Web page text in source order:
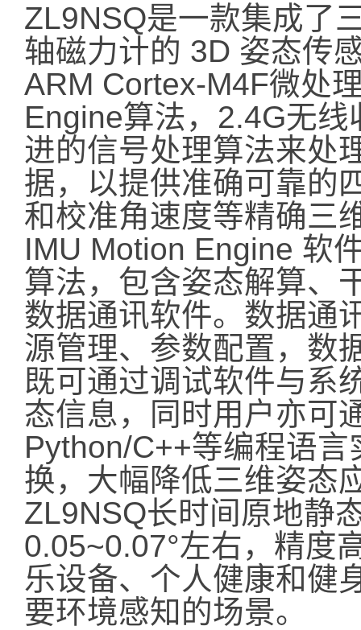
ZL9NSQ是一款集成了
轴磁力计的 3D 姿态传
ARM Cortex-M4F微处
Engine算法，2.4G无
进的信号处理算法来处
据，以提供准确可靠的
和校准角速度等精确三
IMU Motion Engine 软
算法，包含姿态解算、
数据通讯软件。数据通
源管理、参数配置，数
既可通过调试软件与系
态信息，同时用户亦可
Python/C++等编程语
换，大幅降低三维姿态
ZL9NSQ长时间原地静
0.05~0.07°左右，精度
乐设备、个人健康和健
要环境感知的场景。